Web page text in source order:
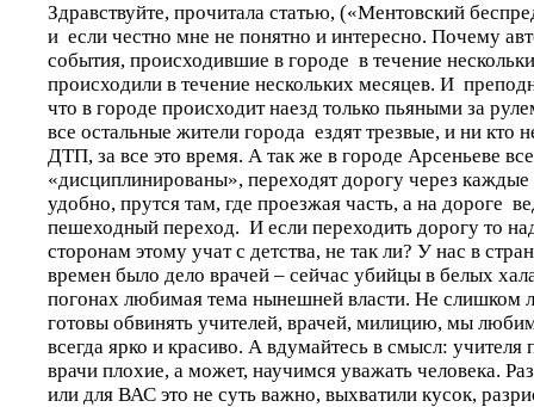
Здравствуйте, прочитала статью, («Ментовский
и если честно мне не понятно и интересно. Почему
события, происходившие в городе в течение
происходили в течение нескольких месяцев. И
что в городе происходит наезд только пьяными за
все остальные жители города ездят трезвые, и ни кто
ДТП, за все это время. А так же в городе Арсеньеве
«дисциплинированы», переходят дорогу через каждые
удобно, прутся там, где проезжая часть, а на дороге
пешеходный переход. И если переходить дорогу то
сторонам этому учат с детства, не так ли? У нас в
времен было дело врачей – сейчас убийцы в белых
погонах любимая тема нынешней власти. Не слишком
готовы обвинять учителей, врачей, милицию, мы
всегда ярко и красиво. А вдумайтесь в смысл:
врачи плохие, а может, научимся уважать человека.
или для ВАС это не суть важно, выхватили кусок,